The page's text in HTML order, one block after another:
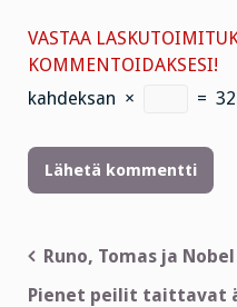
VASTAA
KOMMENTOIDAKSESI!
kahdeksan × = 32
Artikkelien
selaus
Runo, Tomas ja Nobel
Pienet peilit taittavat